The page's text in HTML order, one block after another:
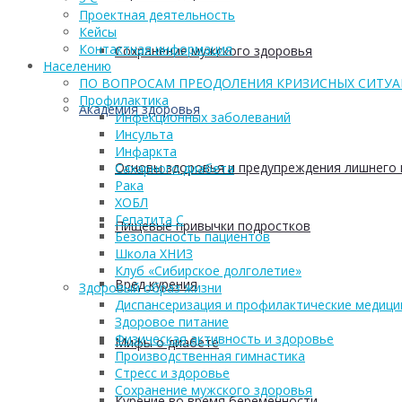
Сохранение мужского здоровья
Академия здоровья
Основы здоровья и предупреждения лишнего
Пищевые привычки подростков
Вред курения
Мифы о диабете
Проектная деятельность
Кейсы
Контактная информация
Населению
ПО ВОПРОСАМ ПРЕОДОЛЕНИЯ КРИЗИСНЫХ
Профилактика
Инфекционных заболеваний
Инсульта
Инфаркта
Сахарного диабета
Рака
ХОБЛ
Гепатита С
Безопасность пациентов
Школа ХНИЗ
Клуб «Сибирское долголетие»
Здоровый образ жизни
Диспансеризация и профилактические
Здоровое питание
Физическая активность и здоровье
Производственная гимнастика
Стресс и здоровье
Сохранение мужского здоровья